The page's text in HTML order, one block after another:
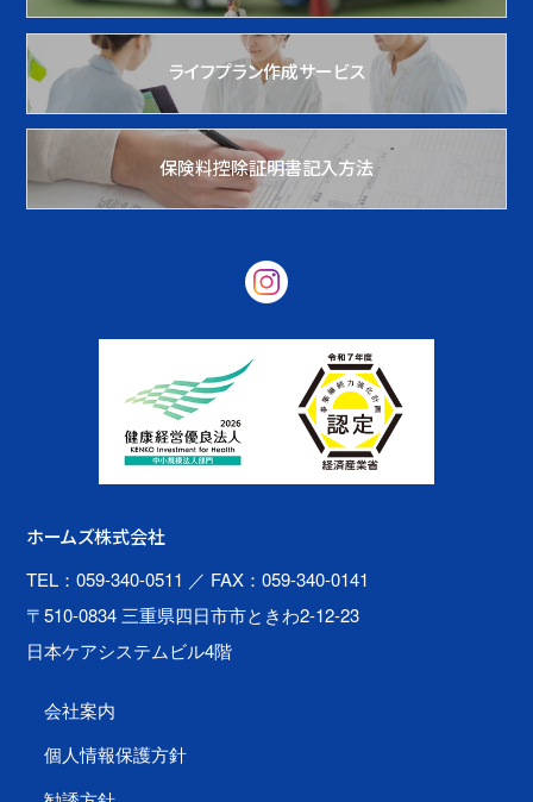
ライフプラン作成サービス
保険料控除証明書記入方法
ホームズ株式会社
TEL：059-340-0511 ／ FAX：059-340-0141
〒510-0834 三重県四日市市ときわ2-12-23
日本ケアシステムビル4階
会社案内
個人情報保護方針